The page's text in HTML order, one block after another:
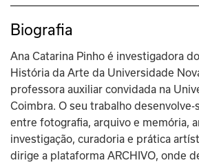
Biografia
Ana Catarina Pinho é investigadora
História da Arte da Universidade
professora auxiliar convidada na
Coimbra. O seu trabalho desenvolve-
entre fotografia, arquivo e memória,
investigação, curadoria e prática
dirige a plataforma ARCHIVO, onde